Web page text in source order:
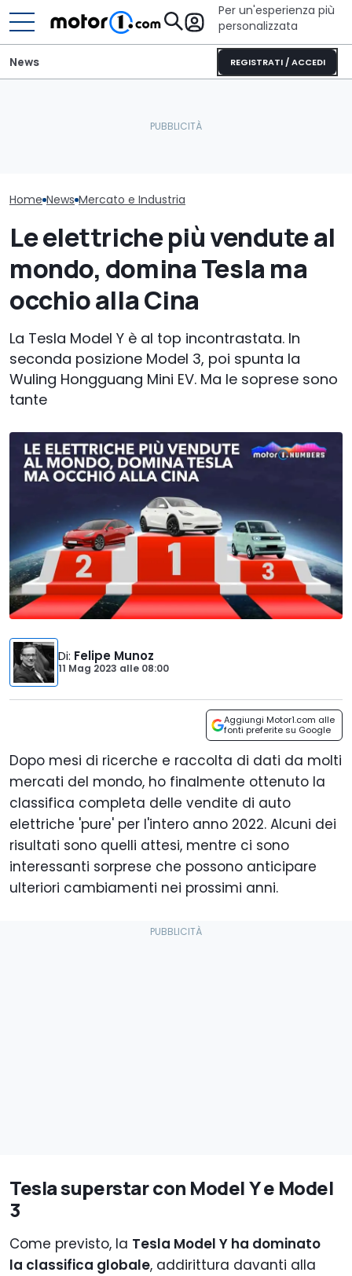
Per un'esperienza più
personalizzata
REGISTRATI / ACCEDI
News
Home News Mercato e Industria
Le elettriche più vendute al
mondo, domina Tesla ma
occhio alla Cina
La Tesla Model Y è al top incontrastata. In
seconda posizione Model 3, poi spunta la
Wuling Hongguang Mini EV. Ma le soprese sono
tante
Di: Felipe Munoz
11 Mag 2023 alle 08:00
Aggiungi Motor1.com alle
fonti preferite su Google
Dopo mesi di ricerche e raccolta di dati da molti
mercati del mondo, ho finalmente ottenuto la
classifica completa delle vendite di auto
elettriche 'pure' per l'intero anno 2022. Alcuni dei
risultati sono quelli attesi, mentre ci sono
interessanti sorprese che possono anticipare
ulteriori cambiamenti nei prossimi anni.
Tesla superstar con Model Y e Model
3
Come previsto, la Tesla Model Y ha dominato
la classifica globale, addirittura davanti alla